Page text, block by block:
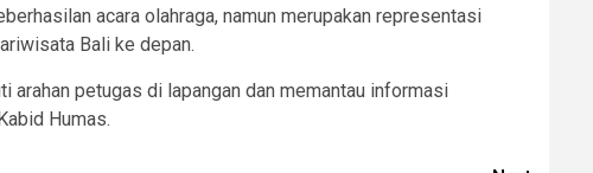
acara olahraga, namun merupakan representasi
Bali ke depan.
arahan petugas di lapangan dan memantau informasi
Humas.